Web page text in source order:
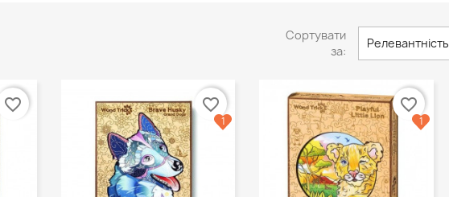
Сортувати
за:
Релевантність
favorite_border favorite_border
1
favorite_border
1